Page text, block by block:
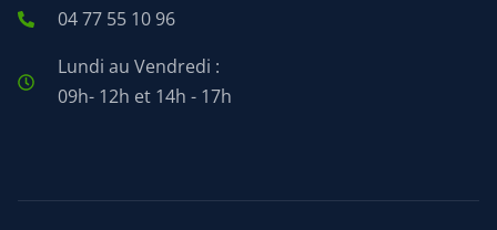
04 77 55 10 96
Lundi au Vendredi :
09h- 12h et 14h - 17h